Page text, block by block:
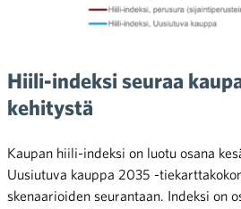
Hiili-indeksi seuraa
kehitystä
Kaupan hiili-indeksi on luotu osana
Uusiutuva kauppa 2035 -
skenaarioiden seurantaan. Indeksi on